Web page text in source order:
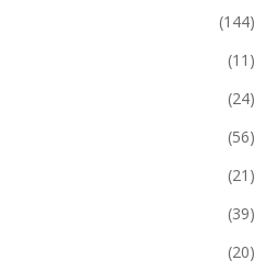
(144)
(11)
(24)
(56)
(21)
(39)
(20)